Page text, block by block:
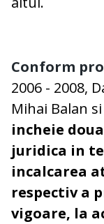
Conform
2006 - 2008,
Mihai Balan
incheie
juridica in
incalcarea
respectiv a
vigoare, la